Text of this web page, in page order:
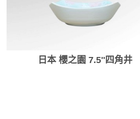
日本 櫻之園 7.5''四角井